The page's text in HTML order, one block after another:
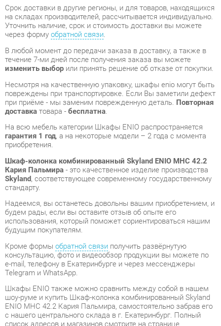
В любой момент до передачи заказа в доставку, а также в
течение 7-ми дней после получения заказа вы можете
изменить выборили принять решение об отказе от покупки.
Несмотря на качественную упаковку, шкафы enio могут быть
повреждены при транспортировке. Если Вы заметили дефект
при приёме - мы заменим поврежденную деталь.Повторная
доставкатовара - бесплатна.
На всю мебель категории Шкафы ENIO распространяется
гарантия 1 год, а на некоторые модели – 2 года с момента
приобретения.
Шкаф-колонка комбинированный Skyland ENIO MHC 42.2
Кария Пальмира
- это качественное изделие производства
Skyland, соответствующее современному государственному
стандарту.
будем рады, если вы оставите отзыв об опыте его
использования, который поможет сориентироваться нашим
будущим покупателям.
консультацию, фото и видеообзор продукции вы можете по
e-mail, телефону в Екатеринбурге и через мессенджеры
Telegram и WhatsApp.
шоу-руме и купить Шкаф-колонка комбинированный Skyland
ENIO MHC 42.2 Кария Пальмира, самостоятельно забрав его
с нашего центрального склада в г. Екатеринбург. Полный
список адресов и магазинов смотрите на странице
контактов
Материал
Стекло
Цвет
Кария пальмира